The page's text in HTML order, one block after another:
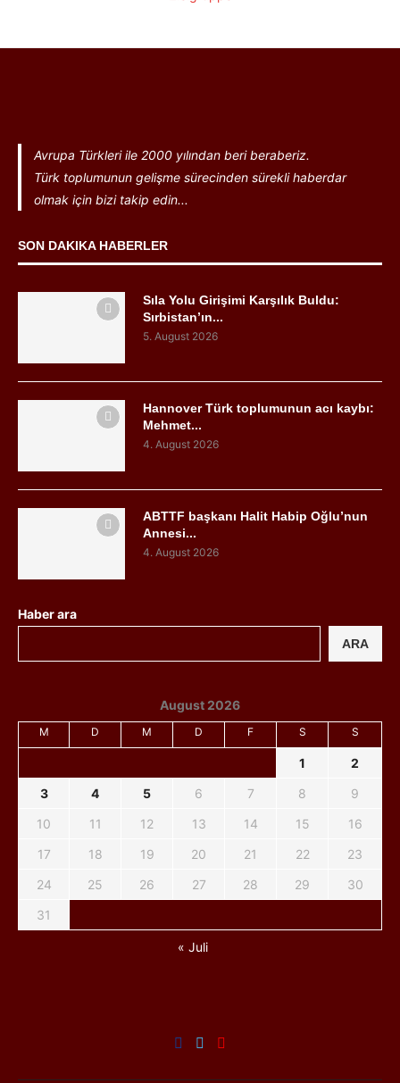
Avrupa Türkleri ile 2000 yılından beri beraberiz.
Türk toplumunun gelişme sürecinden sürekli haberdar
olmak için bizi takip edin...
SON DAKIKA HABERLER
Sıla Yolu Girişimi Karşılık Buldu:
Sırbistan’ın...
5. August 2026
Hannover Türk toplumunun acı kaybı:
Mehmet...
4. August 2026
ABTTF başkanı Halit Habip Oğlu’nun
Annesi...
4. August 2026
Haber ara
ARA
August 2026
M D M D F S S
1
2
3
4 5 6 7 8
9
10
11 12 13 14 15
16
17
18 19 20 21 22
23
24
25 26 27 28 29
30
31
« Juli